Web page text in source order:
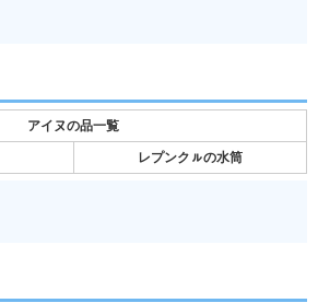
アイヌの品一覧
レプンクㇽの水筒